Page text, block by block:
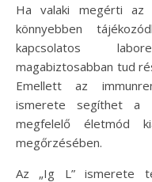
Ha valaki megérti
könnyebben
kapcsolatos
magabiztosabban tud
Emellett az
ismerete segíthet a
megfelelő életmód
megőrzésében.
Az „Ig L” ismerete